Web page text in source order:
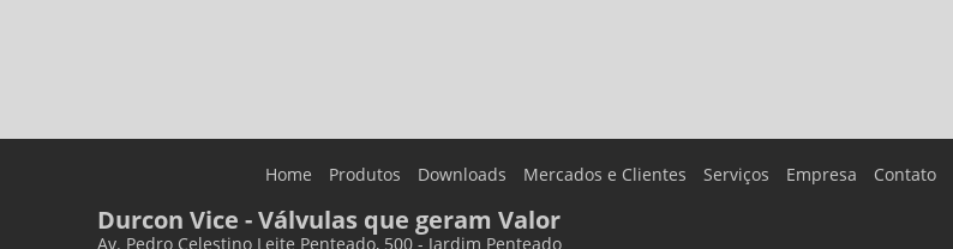
Home Produtos Downloads Mercados e Clientes Serviços Empresa Contato
Durcon Vice - Válvulas que geram Valor
Av. Pedro Celestino Leite Penteado, 500 - Jardim Penteado